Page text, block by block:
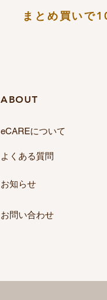
まとめ買いで
​ABOUT
eCAREについて
​よくある質問
​お知らせ
​お問い合わせ